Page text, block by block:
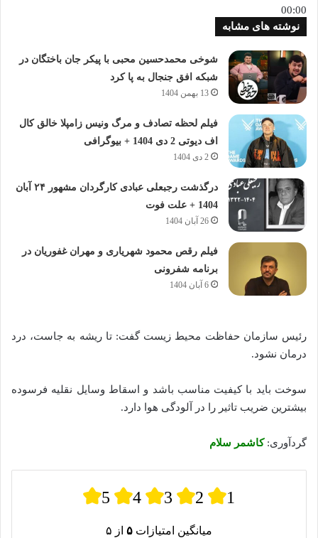
00:00
00:49
نوشته های مشابه
شوخی محمدحسین محبی با پیکر جان باختگان در
شبکه افق جنجال به پا کرد
13 بهمن 1404
فیلم لحظه تصادف و مرگ ونیس زامپلا خالق کال
اف دیوتی 2 دی 1404 + بیوگرافی
2 دی 1404
درگذشت رجبعلی عبادی کارگردان مشهور ۲۴ آبان
1404 + علت فوت
26 آبان 1404
فیلم رقص محمود شهریاری و مهران غفوریان در
برنامه شفرونی
6 آبان 1404
رئیس سازمان حفاظت محیط‌ زیست گفت: تا ریشه به جاست، درد
درمان نشود.
سوخت باید با کیفیت مناسب باشد و اسقاط وسایل نقلیه فرسوده
بیشترین ضریب تاثیر را در آلودگی هوا دارد.
گردآوری: کاشمر سلام
5 4 3 2 1
میانگین امتیازات ۵ از ۵